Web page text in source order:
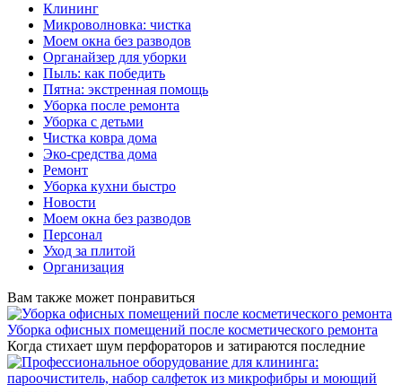
Клининг
Микроволновка: чистка
Моем окна без разводов
Органайзер для уборки
Пыль: как победить
Пятна: экстренная помощь
Уборка после ремонта
Уборка с детьми
Чистка ковра дома
Эко-средства дома
Ремонт
Уборка кухни быстро
Новости
Моем окна без разводов
Персонал
Уход за плитой
Организация
Вам также может понравиться
Уборка офисных помещений после косметического ремонта
Когда стихает шум перфораторов и затираются последние